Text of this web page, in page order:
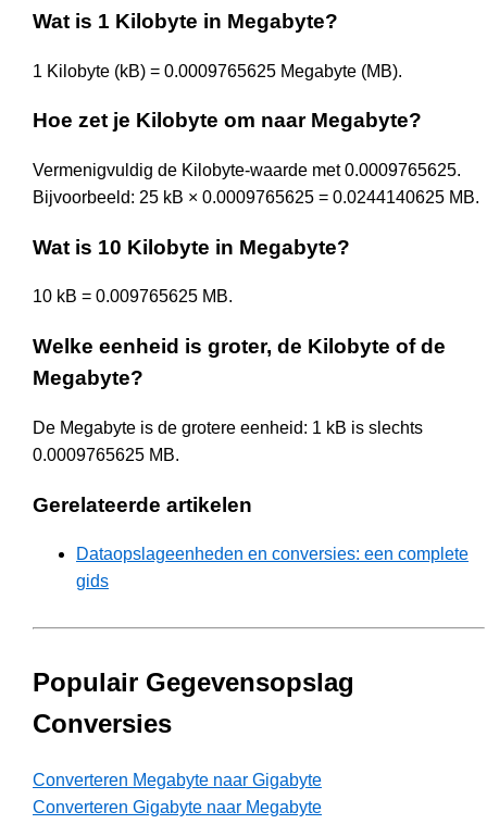
Wat is 1 Kilobyte in Megabyte?
1 Kilobyte (kB) = 0.0009765625 Megabyte (MB).
Hoe zet je Kilobyte om naar Megabyte?
Vermenigvuldig de Kilobyte-waarde met 0.0009765625.
Bijvoorbeeld: 25 kB × 0.0009765625 = 0.0244140625 MB.
Wat is 10 Kilobyte in Megabyte?
10 kB = 0.009765625 MB.
Welke eenheid is groter, de Kilobyte of de
Megabyte?
De Megabyte is de grotere eenheid: 1 kB is slechts
0.0009765625 MB.
Gerelateerde artikelen
Dataopslageenheden en conversies: een complete
gids
Populair Gegevensopslag
Conversies
Converteren Megabyte naar Gigabyte
Converteren Gigabyte naar Megabyte